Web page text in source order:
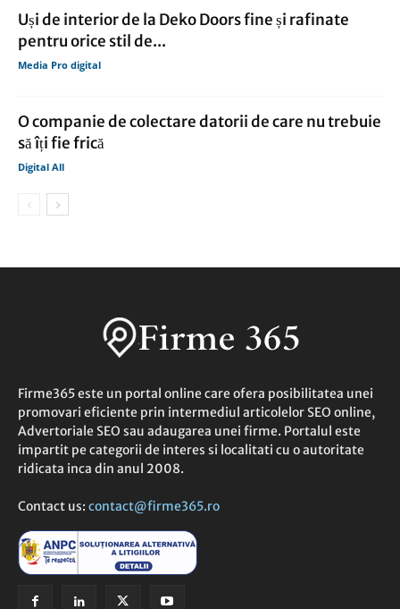
Uși de interior de la Deko Doors fine și rafinate
pentru orice stil de...
Media Pro digital
O companie de colectare datorii de care nu trebuie
să îți fie frică
Digital All
Firme365 este un portal online care ofera posibilitatea unei
promovari eficiente prin intermediul articolelor SEO online,
Advertoriale SEO sau adaugarea unei firme. Portalul este
impartit pe categorii de interes si localitati cu o autoritate
ridicata inca din anul 2008.
Contact us: contact@firme365.ro